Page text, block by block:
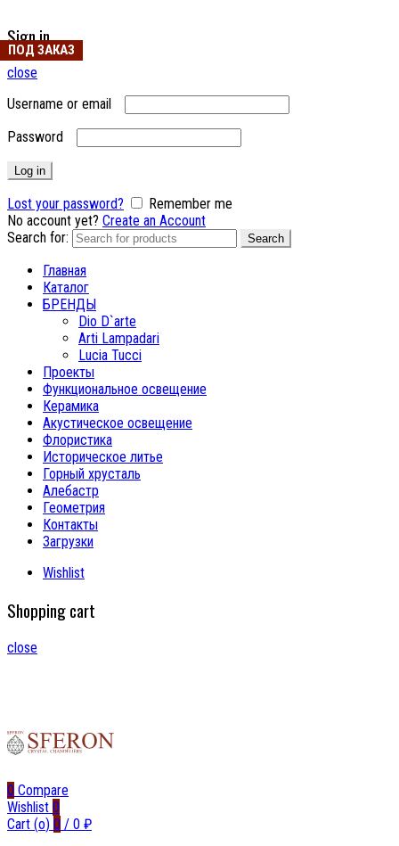
Sign in
close
Username or email
Password
Log in
Lost your password?
Remember me
No account yet? Create an Account
Search for:
Search
Главная
Каталог
БРЕНДЫ
Dio D`arte
Arti Lampadari
Lucia Tucci
Проекты
Функциональное освещение
Керамика
Акустическое освещение
Флористика
Историческое литье
Горный хрусталь
Алебастр
Геометрия
Контакты
Загрузки
Wishlist
Shopping cart
close
0 Compare
Wishlist 0
Cart (o) 0 / 0 ₽
ПОД ЗАКАЗ
ПОД ЗАКАЗ